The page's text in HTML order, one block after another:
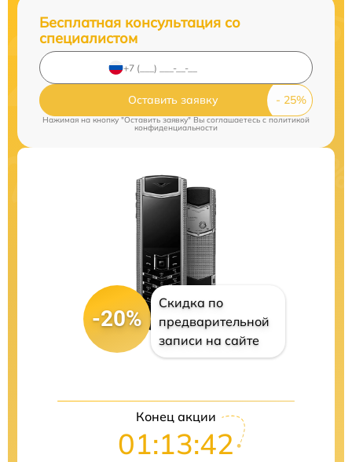
Бесплатная консультация со
специалистом
Оставить заявку
Нажимая на кнопку "Оставить заявку" Вы соглашаетесь cполитикой
конфиденциальности
-20%
Скидка по
предварительной
записи на сайте
Конец акции
01:13:41